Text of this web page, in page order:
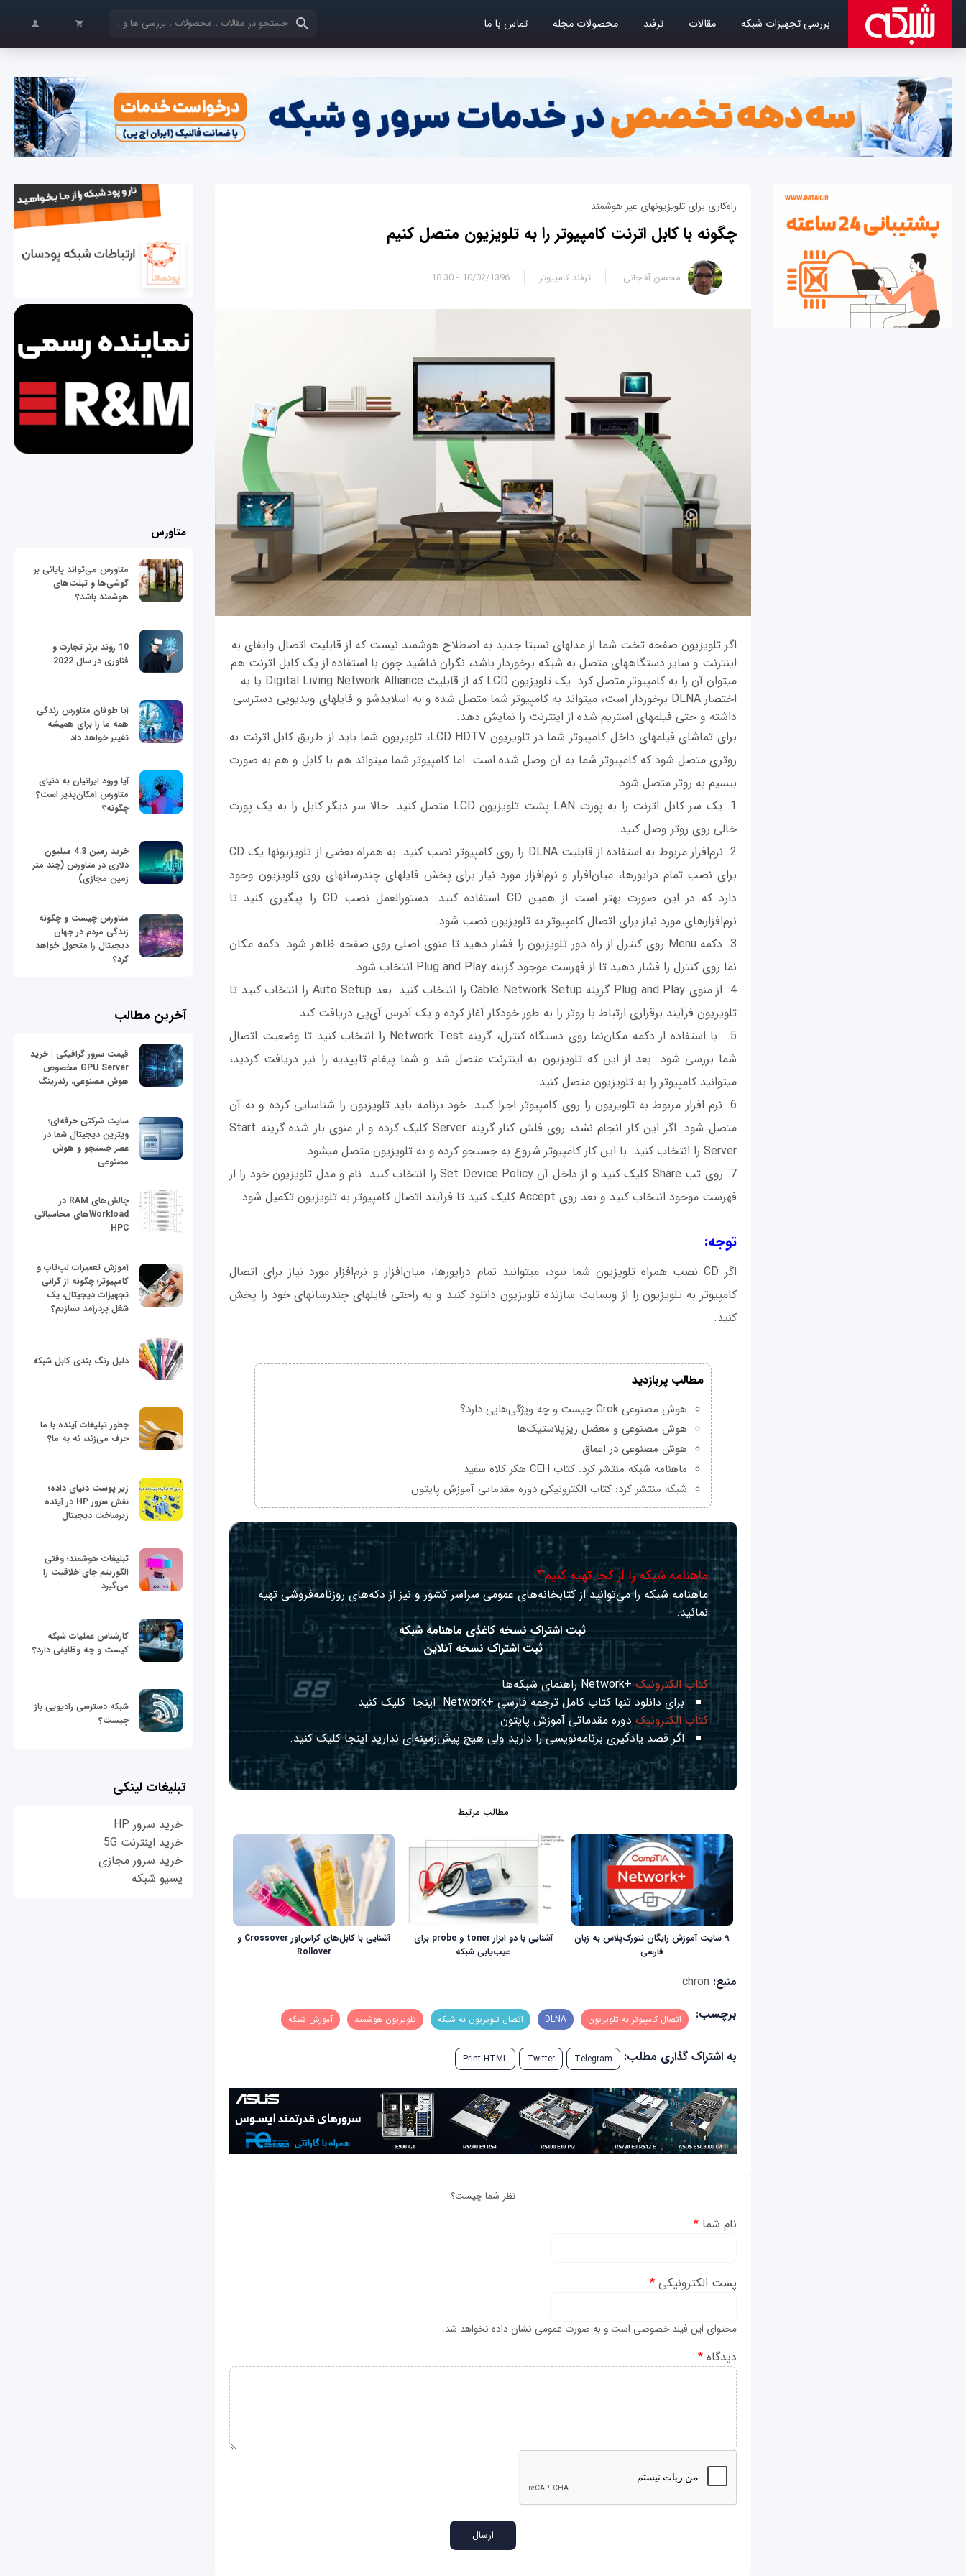
بررسی تجهیزات شبکه مقالات ترفند محصولات مجله تماس با ما کلمات کلیدی خود را وارد کنید
راه‌کاری برای تلویزیون‎های غیر هوشمند
چگونه با کابل اترنت کامپیوتر را به تلویزیون متصل کنیم
10/02/1396 - 18:30 محسن آقاجانی ترفند کامپیوتر
اگر تلویزیون صفحه تخت شما از مدل‎های نسبتا جدید به اصطلاح هوشمند نیست که از قابلیت اتصال وای‎فای به
اینترنت و سایر دستگاه‎های متصل به شبکه برخوردار باشد، نگران نباشید چون با استفاده از یک کابل اترنت هم
می‎توان آن را به کامپیوتر متصل کرد. یک تلویزیون LCD که از قابلیت Digital Living Network Alliance یا به
اختصار DLNA برخوردار است، می‎تواند به کامپیوتر شما متصل شده و به اسلایدشو و فایل‎های ویدیویی دسترسی
داشته و حتی فیلم‎های استریم شده از اینترنت را نمایش دهد.
برای تماشای فیلم‎های داخل کامپیوتر شما در تلویزیون LCD HDTV، تلویزیون شما باید از طریق کابل اترنت به
روتری متصل شود که کامپیوتر شما به آن وصل شده است. اما کامپیوتر شما می‎تواند هم با کابل و هم به صورت
بی‎سیم به روتر متصل شود.
1. یک سر کابل اترنت را به پورت LAN پشت تلویزیون LCD متصل کنید. حالا سر دیگر کابل را به یک پورت
خالی روی روتر وصل کنید.
2. نرم‌افزار مربوط به استفاده از قابلیت DLNA را روی کامپیوتر نصب کنید. به همراه بعضی از تلویزیون‎ها یک CD
برای نصب تمام درایورها، میان‌افزار و نرم‌افزار مورد نیاز برای پخش فایل‎های چندرسانه‎ای روی تلویزیون وجود
دارد که در این صورت بهتر است از همین CD استفاده کنید. دستورالعمل نصب CD را پیگیری کنید تا
نرم‌افزارهای مورد نیاز برای اتصال کامپیوتر به تلویزیون نصب شود.
3. دکمه Menu روی کنترل از راه دور تلویزیون را فشار دهید تا منوی اصلی روی صفحه ظاهر شود. دکمه مکان
نما روی کنترل را فشار دهید تا از فهرست موجود گزینه Plug and Play انتخاب شود.
4. از منوی Plug and Play گزينه Cable Network Setup را انتخاب کنید. بعد Auto Setup را انتخاب کنید تا
تلویزیون فرآیند برقراری ارتباط با روتر را به طور خودکار آغاز کرده و یک آدرس آی‌پی‌ دریافت کند.
5. با استفاده از دکمه مکان‌نما روی دستگاه کنترل، گزينه Network Test را انتخاب کنید تا وضعیت اتصال
شما بررسی شود. بعد از این که تلویزیون به اینترنت متصل شد و شما پیغام تاییدیه را نیز دریافت کردید،
می‎توانید کامپیوتر را به تلویزیون متصل کنید.
6. نرم افزار مربوط به تلویزیون را روی کامپیوتر اجرا كنيد. خود برنامه باید تلویزیون را شناسایی کرده و به آن
متصل شود. اگر این کار انجام نشد، روی فلش کنار گزینه Server کلیک کرده و از منوی باز شده گزینه Start
Server را انتخاب کنید. با این کار کامپیوتر شروع به جستجو کرده و به تلویزیون متصل می‎شود.
7. روی تب Share کلیک کنید و از داخل آن Set Device Policy را انتخاب کنید. نام و مدل تلویزیون خود را از
فهرست موجود انتخاب کنید و بعد روی Accept کلیک کنید تا فرآيند اتصال کامپیوتر به تلویزیون تکمیل شود.
توجه:
اگر CD نصب همراه تلویزیون شما نبود، می‎توانید تمام درایورها، میان‌افزار و نرم‌افزار مورد نیاز برای اتصال
کامپیوتر به تلویزیون را از وب‎سایت سازنده تلویزیون دانلود كنيد و به راحتی فایل‎های چندرسانه‎ای خود را پخش
کنید.
مطالب پربازدید
هوش مصنوعی Grok چیست و چه ویژگی‌هایی دارد؟
هوش مصنوعی و معضل ریزپلاستیک‌ها
هوش مصنوعی در اعماق
ماهنامه شبکه منتشر کرد: کتاب CEH هکر کلاه سفید
شبکه منتشر کرد: کتاب الکترونیکی دوره مقدماتی آموزش پایتون
ماهنامه شبکه را از کجا تهیه کنیم؟
ماهنامه شبکه را می‌توانید از کتابخانه‌های عمومی سراسر کشور و نیز از دکه‌های روزنامه‌فروشی تهیه
نمائید.
ثبت اشتراک نسخه کاغذی ماهنامه شبکه
ثبت اشتراک نسخه آنلاین
کتاب الکترونیک+Network راهنمای شبکه‌ها
برای دانلود تنها کتاب کامل ترجمه فارسی +Network
اینجا کلیک کنید.
کتاب الکترونیک دوره مقدماتی آموزش پایتون
اگر قصد یادگیری برنامه‌نویسی را دارید ولی هیچ پیش‌زمینه‌ای ندارید اینجا کلیک کنید.
مطالب مرتبط
۹ سایت آموزش رایگان نتورک‌پلاس به زبان
فارسی
آشنایی با دو ابزار toner و probe برای
عیب‌یابی شبکه
آشنایی با کابل‌های کراس‌اور Crossover و
Rollover
منبع: chron
برچسب:
اتصال کامپیوتر به تلویزیون DLNA اتصال تلویزیون به شبکه تلویزیون هوشمند آموزش شبکه
به اشتراک گذاری مطلب: Telegram
Twitter
Print HTML
نظر شما چیست؟
نام شما *
پست الکترونیکی *
محتوای این فیلد خصوصی است و به صورت عمومی نشان داده نخواهد شد.
دیدگاه *
متاورس
متاورس می‌تواند پایانی بر
گوشی‌ها و تبلت‌های
هوشمند باشد؟
10 روند برتر تجارت و
فناوری در سال 2022
آیا طوفان متاورس زندگی
همه ما را برای همیشه
تغییر خواهد داد
آیا ورود ایرانیان به دنیای
متاورس امکان‌پذیر است؟
چگونه؟
خرید زمین 4.3 میلیون
دلاری در متاورس (چند متر
زمین مجازی)
متاورس چیست و چگونه
زندگی مردم در جهان
دیجیتال را متحول خواهد
کرد؟
آخرین مطالب
قیمت سرور گرافیکی | خرید
GPU Server مخصوص
هوش مصنوعی، رندرینگ
سایت شرکتی حرفه‌ای؛
ویترین دیجیتال شما در
عصر جستجو و هوش
مصنوعی
چالش‌های RAM در
Workloadهای محاسباتی
HPC
آموزش تعمیرات لپ‌تاپ و
کامپیوتر؛ چگونه از گرانی
تجهیزات دیجیتال، یک
شغل پردرآمد بسازیم؟
دلیل رنگ بندی کابل شبکه
چطور تبلیغات آینده با ما
حرف می‌زند، نه به ما؟
زیر پوست دنیای داده؛
نقش سرور HP در آینده
زیرساخت دیجیتال
تبلیغات هوشمند؛ وقتی
الگوریتم جای خلاقیت را
می‌گیرد
کارشناس عملیات شبکه
کیست و چه وظایفی دارد؟
شبکه دسترسی رادیویی باز
چیست؟
تبلیغات لینکی
خرید سرور HP
خرید اینترنت 5G
خرید سرور مجازی
پسیو شبکه